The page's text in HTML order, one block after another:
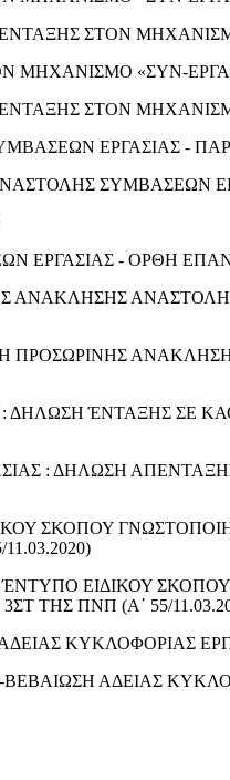
ΕΝΤΑΞΗΣ ΣΤΟΝ
ΜΗΧΑΝΙΣΜΟ «ΣΥΝ-
ΕΝΤΑΞΗΣ ΣΤΟΝ
ΕΡΓΑΣΙΑΣ -
ΣΥΜΒΑΣΕΩΝ
ΕΡΓΑΣΙΑΣ - ΟΡΘΗ
ΠΡΟΣΩΡΙΝΗΣ
ΈΝΤΑΞΗΣ ΣΕ
: ΔΗΛΩΣΗ
ΣΚΟΠΟΥ
ΈΝΤΥΠΟ ΕΙΔΙΚΟΥ
ΤΗΣ ΠΝΠ (Α΄ 55/
ΚΥΚΛΟΦΟΡΙΑΣ
ΑΔΕΙΑΣ